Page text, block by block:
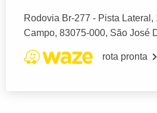
Rodovia Br-277 - Pista Lateral,
Campo, 83075-000, São José
rota pronta